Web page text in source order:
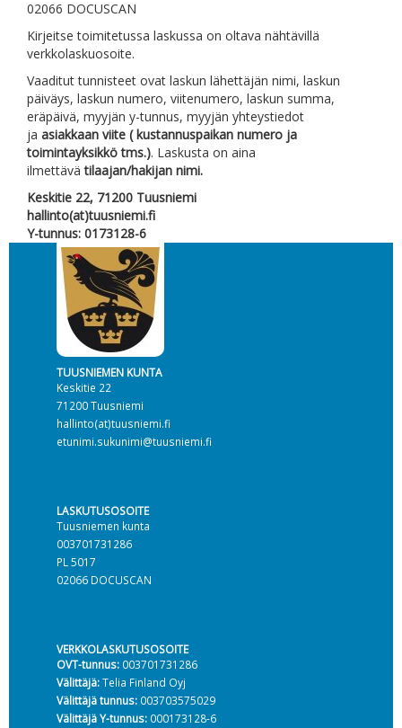
02066 DOCUSCAN
Kirjeitse toimitetussa laskussa on oltava nähtävillä
verkkolaskuosoite.
Vaaditut tunnisteet ovat laskun lähettäjän nimi, laskun
päiväys, laskun numero, viitenumero, laskun summa,
eräpäivä, myyjän y-tunnus, myyjän yhteystiedot
ja asiakkaan viite ( kustannuspaikan numero ja
toimintayksikkö tms.). Laskusta on aina
ilmettävätilaajan/hakijan nimi.
Keskitie 22, 71200 Tuusniemi
hallinto(at)tuusniemi.fi
Y-tunnus: 0173128-6
TUUSNIEMEN KUNTA
Keskitie 22
71200 Tuusniemi
hallinto(at)tuusniemi.fi
etunimi.sukunimi@tuusniemi.fi
LASKUTUSOSOITE
Tuusniemen kunta
003701731286
PL 5017
02066 DOCUSCAN
VERKKOLASKUTUSOSOITE
OVT-tunnus:003701731286
Välittäjä:Telia Finland Oyj
Välittäjä tunnus:003703575029
Välittäjä Y-tunnus:000173128-6